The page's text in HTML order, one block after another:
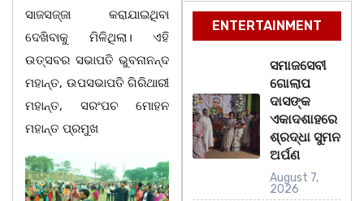
ସାଜସଜ୍ଜା କରାଯାଇଥିବା
ଦେଖିବାକୁ ମିଳିଥିଲା। ଏହି
ଉତ୍ସବର ସଭାପତି ଭୁବନାନନ୍ଦ
ମହାନ୍ତ, ଉପସଭାପତି ଗିରିଥାରୀ
ମହାନ୍ତ, ସରଂପଚ ମୋହନ
ମହାନ୍ତ ପ୍ରମୁଖ
ENTERTAINMENT
ସମାଜସେବୀ
ଗୋଲାପ
ଦାସଙ୍କ
ଏକାଦଶାହରେ
ଶ୍ରଦ୍ଧା ସୁମନ
ଅର୍ପଣ
August 7,
2026